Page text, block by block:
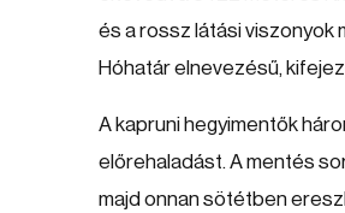
és a rossz látási viszonyok
Hóhatár elnevezésű,
A kapruni hegyimentők
előrehaladást. A mentés
majd onnan sötétben